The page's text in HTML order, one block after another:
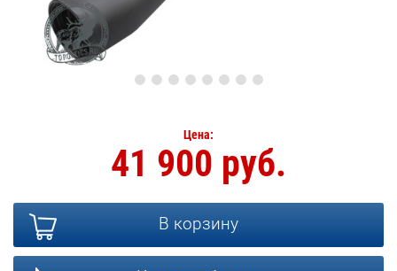
Цена:
41 900 руб.
В корзину